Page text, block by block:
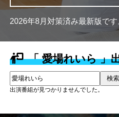
2026年8月対策済み最新版です
「 愛場れいら 」
検索
出演番組が見つかりませんでした。